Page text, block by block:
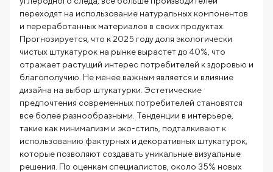
переходят на использование натуральных компонентов
и переработанных материалов в своих продуктах.
Прогнозируется, что к 2025 году доля экологически
чистых штукатурок на рынке вырастет до 40%, что
отражает растущий интерес потребителей к здоровью и
благополучию. Не менее важным является и влияние
дизайна на выбор штукатурки. Эстетические
предпочтения современных потребителей становятся
все более разнообразными. Тенденции в интерьере,
такие как минимализм и эко-стиль, подталкивают к
использованию фактурных и декоративных штукатурок,
которые позволяют создавать уникальные визуальные
решения. По оценкам специалистов, около 35% новых